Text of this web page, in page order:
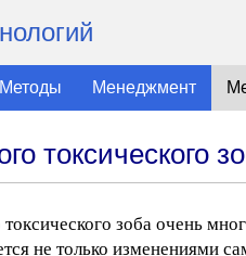
Методы Менеджмент
токсического
зоба очень
не только